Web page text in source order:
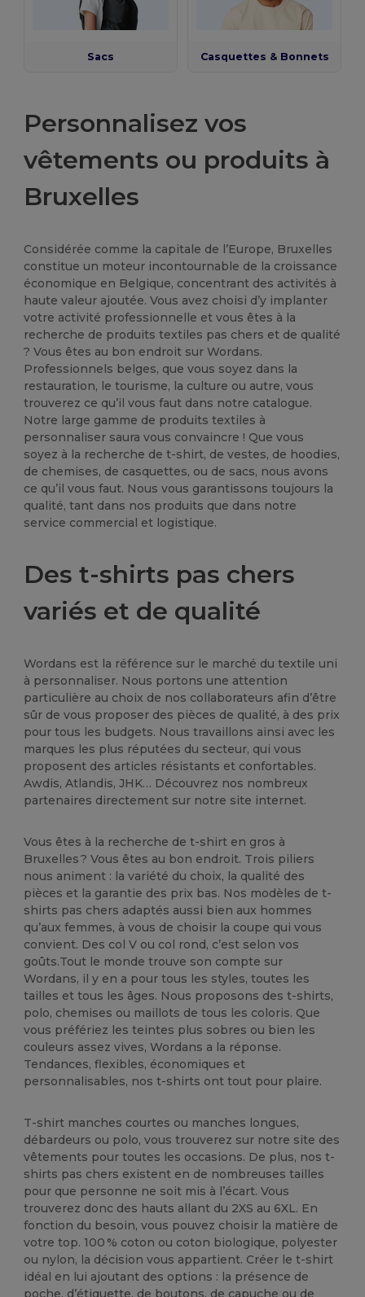
Sacs Casquettes & Bonnets
Personnalisez vos
vêtements ou produits à
Bruxelles
Considérée comme la capitale de l’Europe, Bruxelles
constitue un moteur incontournable de la croissance
économique en Belgique, concentrant des activités à
haute valeur ajoutée. Vous avez choisi d’y implanter
votre activité professionnelle et vous êtes à la
recherche de produits textiles pas chers et de qualité
? Vous êtes au bon endroit sur Wordans.
Professionnels belges, que vous soyez dans la
restauration, le tourisme, la culture ou autre, vous
trouverez ce qu’il vous faut dans notre catalogue.
Notre large gamme de produits textiles à
personnaliser saura vous convaincre ! Que vous
soyez à la recherche de t-shirt, de vestes, de hoodies,
de chemises, de casquettes, ou de sacs, nous avons
ce qu’il vous faut. Nous vous garantissons toujours la
qualité, tant dans nos produits que dans notre
service commercial et logistique.
Des t-shirts pas chers
variés et de qualité
Wordans est la référence sur le marché du textile uni
à personnaliser. Nous portons une attention
particulière au choix de nos collaborateurs afin d’être
sûr de vous proposer des pièces de qualité, à des prix
pour tous les budgets. Nous travaillons ainsi avec les
marques les plus réputées du secteur, qui vous
proposent des articles résistants et confortables.
Awdis, Atlandis, JHK… Découvrez nos nombreux
partenaires directement sur notre site internet.
Vous êtes à la recherche de t-shirt en gros à
Bruxelles ? Vous êtes au bon endroit. Trois piliers
nous animent : la variété du choix, la qualité des
pièces et la garantie des prix bas. Nos modèles de t-
shirts pas chers adaptés aussi bien aux hommes
qu’aux femmes, à vous de choisir la coupe qui vous
convient. Des col V ou col rond, c’est selon vos
goûts.Tout le monde trouve son compte sur
Wordans, il y en a pour tous les styles, toutes les
tailles et tous les âges. Nous proposons des t-shirts,
polo, chemises ou maillots de tous les coloris. Que
vous préfériez les teintes plus sobres ou bien les
couleurs assez vives, Wordans a la réponse.
Tendances, flexibles, économiques et
personnalisables, nos t-shirts ont tout pour plaire.
T-shirt manches courtes ou manches longues,
débardeurs ou polo, vous trouverez sur notre site des
vêtements pour toutes les occasions. De plus, nos t-
shirts pas chers existent en de nombreuses tailles
pour que personne ne soit mis à l’écart. Vous
trouverez donc des hauts allant du 2XS au 6XL. En
fonction du besoin, vous pouvez choisir la matière de
votre top. 100 % coton ou coton biologique, polyester
ou nylon, la décision vous appartient. Créer le t-shirt
idéal en lui ajoutant des options : la présence de